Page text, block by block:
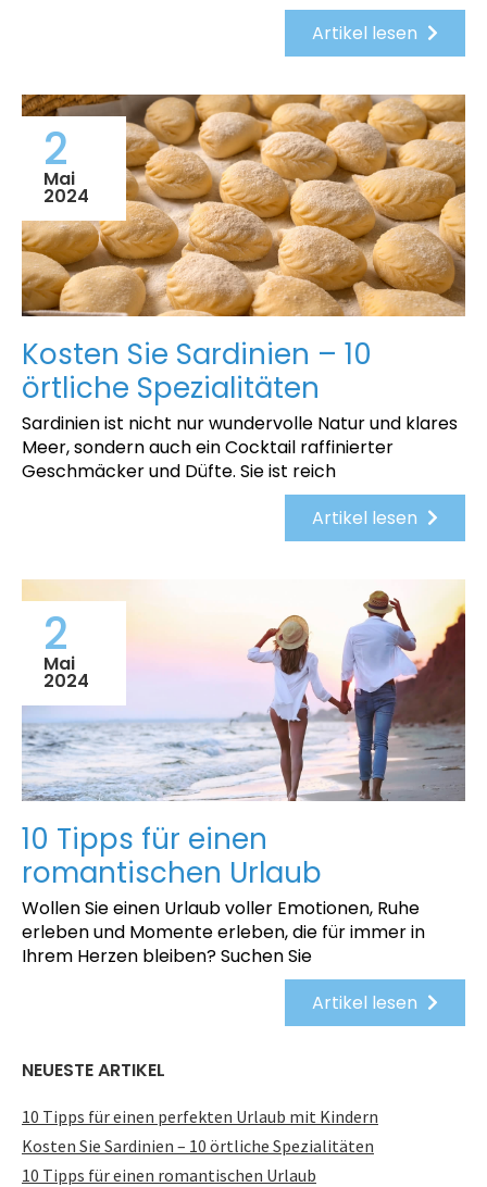
Artikel lesen
Kosten Sie Sardinien – 10
örtliche Spezialitäten
2
Mai
2024
Sardinien ist nicht nur wundervolle Natur und klares
Meer, sondern auch ein Cocktail raffinierter
Geschmäcker und Düfte. Sie ist reich
Artikel lesen
10 Tipps für einen
romantischen Urlaub
2
Mai
2024
Wollen Sie einen Urlaub voller Emotionen, Ruhe
erleben und Momente erleben, die für immer in
Ihrem Herzen bleiben? Suchen Sie
Artikel lesen
NEUESTE ARTIKEL
10 Tipps für einen perfekten Urlaub mit Kindern
Kosten Sie Sardinien – 10 örtliche Spezialitäten
10 Tipps für einen romantischen Urlaub